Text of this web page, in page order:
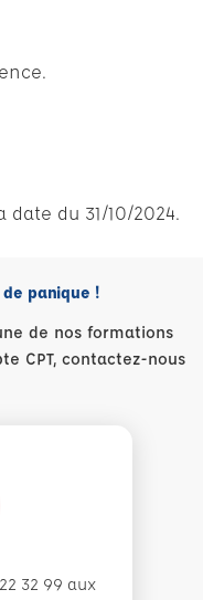
date du 31/10/2024.
de panique !
de nos formations
CPT, contactez-nous
32 99 aux